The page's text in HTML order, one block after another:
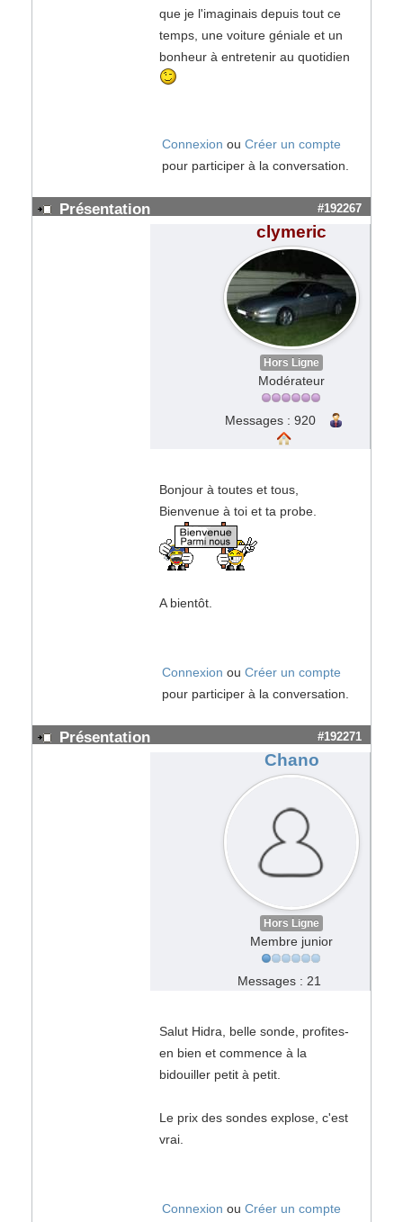
que je l'imaginais depuis tout ce
temps, une voiture géniale et un
bonheur à entretenir au quotidien
Connexion ou Créer un compte
pour participer à la conversation.
Présentation #192267
clymeric
Hors Ligne
Modérateur
Messages : 920
Bonjour à toutes et tous,
Bienvenue à toi et ta probe.
A bientôt.
Connexion ou Créer un compte
pour participer à la conversation.
Présentation #192271
Chano
Hors Ligne
Membre junior
Messages : 21
Salut Hidra, belle sonde, profites-
en bien et commence à la
bidouiller petit à petit.
Le prix des sondes explose, c'est
vrai.
Connexion ou Créer un compte